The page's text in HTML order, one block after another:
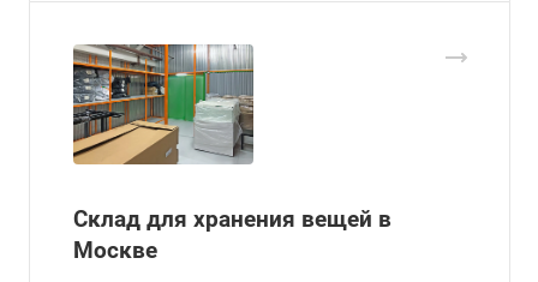
Склад для хранения вещей в
Москве